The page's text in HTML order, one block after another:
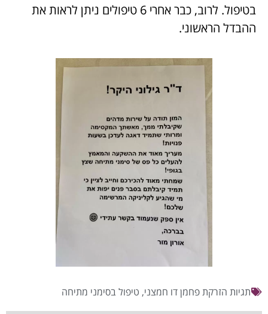
בטיפול. לרוב, כבר אחרי 6 טיפולים ניתן לראות את
ההבדל הראשוני.
תגיות הזרקת פחמן דו חמצני, טיפול בסימני מתיחה